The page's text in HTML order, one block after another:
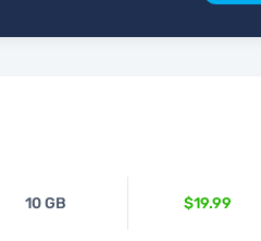
10 GB $19.99